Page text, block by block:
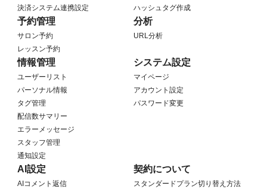
決済システム連携設定
ハッシュタグ作成
予約管理
サロン予約
レッスン予約
分析
URL分析
情報管理
ユーザーリスト
パーソナル情報
タグ管理
配信数サマリー
エラーメッセージ
スタッフ管理
通知設定
システム設定
マイページ
アカウント設定
パスワード変更
AI設定
AIコメント返信
契約について
スタンダードプラン切り替え方法